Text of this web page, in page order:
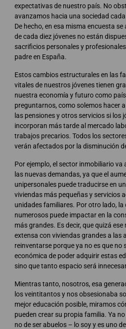
expectativas de nuestro país. No
avanzamos hacia una sociedad
De hecho, en esa misma encuesta
de cada diez jóvenes no están
sacrificios personales y
padre en España.
Estos cambios estructurales en las
vitales de nuestros jóvenes tienen
nuestra economía y futuro como
preguntarnos, como solemos hacer
las pensiones y otros servicios si los
incorporan más tarde al mercado
trabajos precarios. Todos los
verán afectados por la disminución
Por ejemplo, el sector inmobiliario va
las nuevas demandas, ya que el
unipersonales puede traducirse en
viviendas más pequeñas y servicios
unidades familiares. Por otro lado,
numerosos puede impactar en la
más grandes. Es decir, que quizá
extensa con viviendas grandes a las
reinventarse porque ya no es que no
económica de poder adquirir estas
sino que tanto espacio será
Mientras tanto, nosotros, esa
los veintitantos y nos obsesionaba
mejor educación posible, miramos
pueden crear su propia familia. Ya
no de ser abuelos – lo soy y es uno